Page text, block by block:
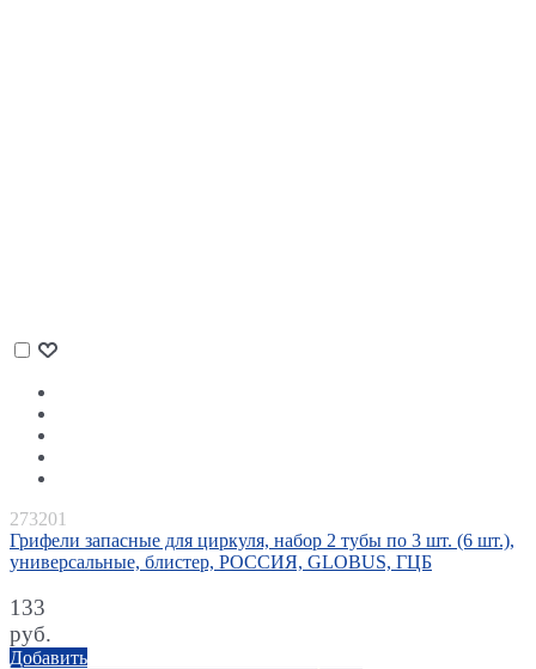
273201
Грифели запасные для циркуля, набор 2 тубы по 3 шт. (6 шт.),
универсальные, блистер, РОССИЯ, GLOBUS, ГЦБ
133
руб.
Добавить